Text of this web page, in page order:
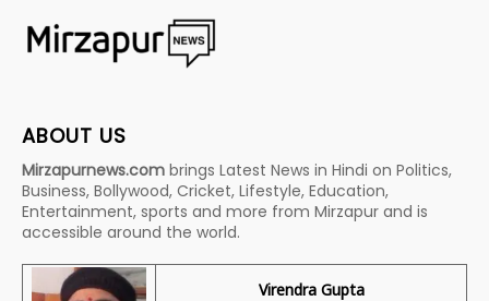
ABOUT US
Mirzapurnews.com brings Latest News in Hindi on Politics,
Business, Bollywood, Cricket, Lifestyle, Education,
Entertainment, sports and more from Mirzapur and is
accessible around the world.
Virendra Gupta